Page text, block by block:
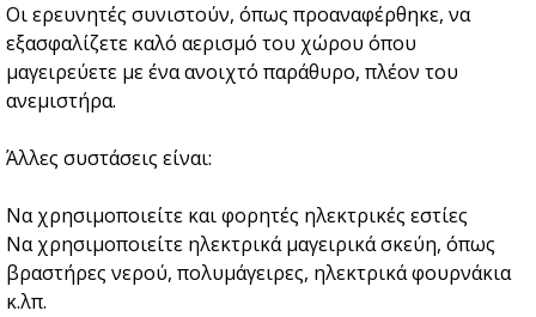
Οι ερευνητές συνιστούν, όπως προαναφέρθηκε, να
εξασφαλίζετε καλό αερισμό του χώρου όπου
μαγειρεύετε με ένα ανοιχτό παράθυρο, πλέον του
ανεμιστήρα.
Άλλες συστάσεις είναι:
Να χρησιμοποιείτε και φορητές ηλεκτρικές εστίες
Να χρησιμοποιείτε ηλεκτρικά μαγειρικά σκεύη, όπως
βραστήρες νερού, πολυμάγειρες, ηλεκτρικά φουρνάκια
κ.λπ.